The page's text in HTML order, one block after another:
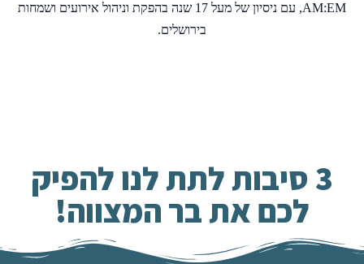
AM:EM, עם ניסיון של מעל 17 שנה בהפקת וניהול אירועים ושמחות
בירושלים.
3 סיבות לתת לנו להפיק
לכם את בר המצווה!